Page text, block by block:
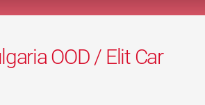
OOD / Elit Car